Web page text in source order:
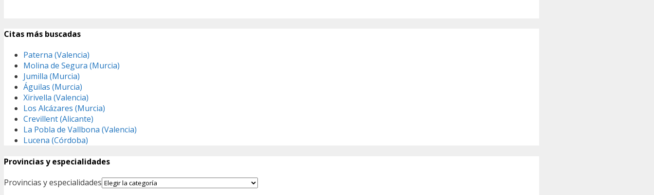
Citas más buscadas
Paterna (Valencia)
Molina de Segura (Murcia)
Jumilla (Murcia)
Águilas (Murcia)
Xirivella (Valencia)
Los Alcázares (Murcia)
Crevillent (Alicante)
La Pobla de Vallbona (Valencia)
Lucena (Córdoba)
Provincias y especialidades
Provincias y especialidades